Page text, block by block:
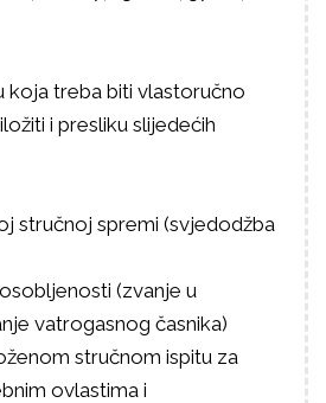
koja treba biti vlastoručno
i presliku slijedećih
stručnoj spremi (svjedodžba
(zvanje u
vatrogasnog časnika)
stručnom ispitu za
ovlastima i